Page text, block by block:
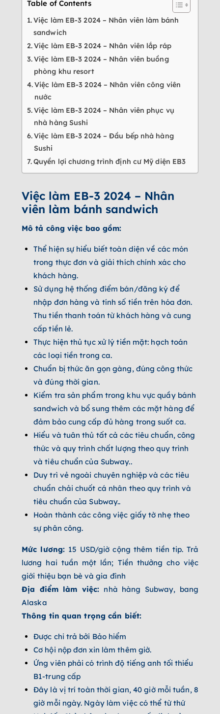
Table of Contents
Việc làm EB-3 2024 – Nhân viên làm bánh
sandwich
Việc làm EB-3 2024 – Nhân viên lắp ráp
Việc làm EB-3 2024 – Nhân viên buồng
phòng khu resort
Việc làm EB-3 2024 – Nhân viên công viên
nước
Việc làm EB-3 2024 – Nhân viên phục vụ
nhà hàng Sushi
Việc làm EB-3 2024 – Đầu bếp nhà hàng
Sushi
Quyền lợi chương trình định cư Mỹ diện EB3
Việc làm EB-3 2024 – Nhân
viên làm bánh sandwich
Mô tả công việc bao gồm:
Thể hiện sự hiểu biết toàn diện về các món
trong thực đơn và giải thích chính xác cho
khách hàng.
Sử dụng hệ thống điểm bán/đăng ký để
nhập đơn hàng và tính số tiền trên hóa đơn.
Thu tiền thanh toán từ khách hàng và cung
cấp tiền lẻ.
Thực hiện thủ tục xử lý tiền mặt: hạch toán
các loại tiền trong ca.
Chuẩn bị thức ăn gọn gàng, đúng công thức
và đúng thời gian.
Kiểm tra sản phẩm trong khu vực quầy bánh
sandwich và bổ sung thêm các mặt hàng để
đảm bảo cung cấp đủ hàng trong suốt ca.
Hiểu và tuân thủ tất cả các tiêu chuẩn, công
thức và quy trình chất lượng theo quy trình
và tiêu chuẩn của Subway..
Duy trì vẻ ngoài chuyên nghiệp và các tiêu
chuẩn chải chuốt cá nhân theo quy trình và
tiêu chuẩn của Subway..
Hoàn thành các công việc giấy tờ nhẹ theo
sự phân công.
Mức lương: 15 USD/giờ cộng thêm tiền tip. Trả
lương hai tuần một lần; Tiền thưởng cho việc
giới thiệu bạn bè và gia đình
Địa điểm làm việc: nhà hàng Subway, bang
Alaska
Thông tin quan trọng cần biết:
Được chi trả bởi Bảo hiểm
Cơ hội nộp đơn xin làm thêm giờ.
Ứng viên phải có trình độ tiếng anh tối thiểu
B1-trung cấp
Đây là vị trí toàn thời gian, 40 giờ mỗi tuần, 8
giờ mỗi ngày. Ngày làm việc có thể từ thứ